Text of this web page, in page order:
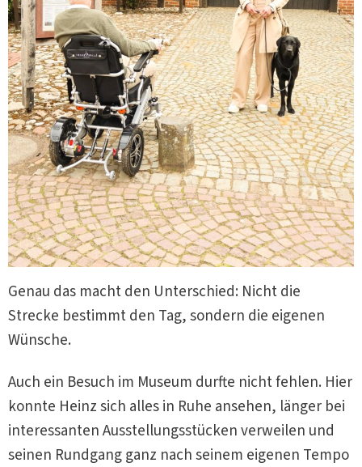
Genau das macht den Unterschied: Nicht die
Strecke bestimmt den Tag, sondern die eigenen
Wünsche.
Auch ein Besuch im Museum durfte nicht fehlen. Hier
konnte Heinz sich alles in Ruhe ansehen, länger bei
interessanten Ausstellungsstücken verweilen und
seinen Rundgang ganz nach seinem eigenen Tempo